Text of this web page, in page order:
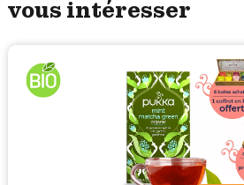
vous intéresser